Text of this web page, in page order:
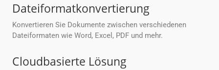
Dateiformatkonvertierung
Konvertieren Sie Dokumente zwischen verschiedenen
Dateiformaten wie Word, Excel, PDF und mehr.
Cloudbasierte Lösung